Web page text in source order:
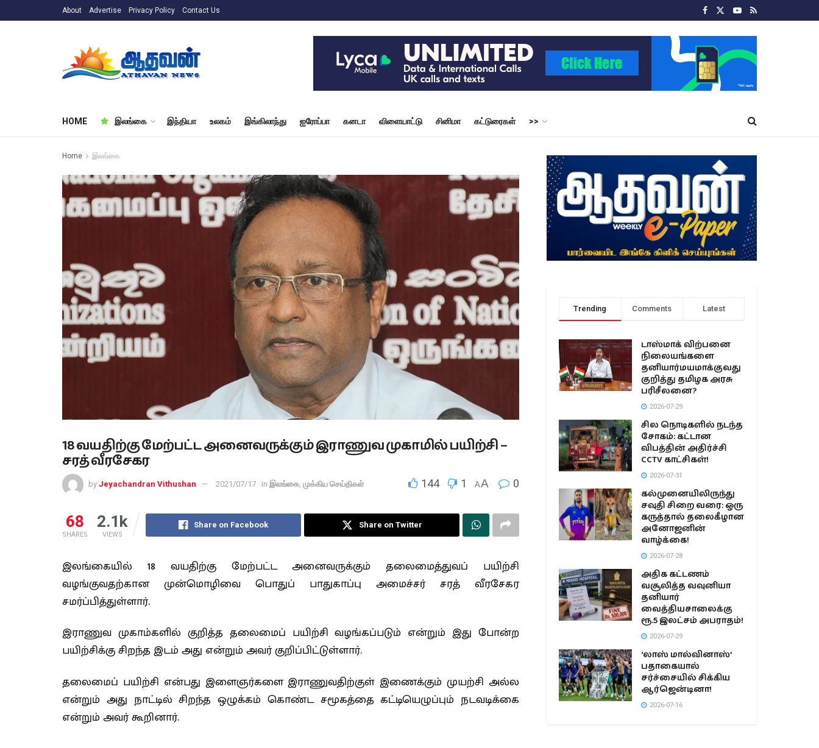
About Advertise Privacy Policy Contact Us
HOME இலங்கை இந்தியா உலகம் இங்கிலாந்து ஐரோப்பா கனடா விளையாட்டு சினிமா கட்டுரைகள் >>
Home இலங்கை
18 வயதிற்கு மேற்பட்ட அனைவருக்கும் இராணுவ முகாமில் பயிற்சி –
சரத் வீரசேகர
by Jeyachandran Vithushan 2021/07/17 in இலங்கை முக்கிய செய்திகள் 144 1 AA 0
68
SHARES
2.1k
VIEWS
Share on Facebook Share on Twitter
இலங்கையில் 18 வயதிற்கு மேற்பட்ட அனைவருக்கும் தலைமைத்துவப் பயிற்சி
வழங்குவதற்கான முன்மொழிவை பொதுப் பாதுகாப்பு அமைச்சர் சரத் வீரசேகர
சமர்ப்பித்துள்ளார்.
இராணுவ முகாம்களில் குறித்த தலைமைப் பயிற்சி வழங்கப்படும் என்றும் இது போன்ற
பயிற்சிக்கு சிறந்த இடம் அது என்றும் அவர் குறிப்பிட்டுள்ளார்.
தலைமைப் பயிற்சி என்பது இளைஞர்களை இராணுவதிற்குள் இணைக்கும் முயற்சி அல்ல
என்றும் அது நாட்டில் சிறந்த ஒழுக்கம் கொண்ட சமூகத்தை கட்டியெழுப்பும் நடவடிக்கை
என்றும் அவர் கூறினார்.
Trending Comments Latest
டாஸ்மாக் விற்பனை
நிலையங்களை
தனியார்மயமாக்குவது
குறித்து தமிழக அரசு
பரிசீலனை?
2026-07-29
சில நொடிகளில் நடந்த
சோகம்: கட்டான
விபத்தின் அதிர்ச்சி
CCTV காட்சிகள்!
2026-07-31
கல்முனையிலிருந்து
சவுதி சிறை வரை: ஒரு
கருத்தால் தலைகீழான
அனோஜனின்
வாழ்க்கை!
2026-07-28
அதிக கட்டணம்
வசூலித்த வவுனியா
தனியார்
வைத்தியசாலைக்கு
ரூ.5 இலட்சம் அபராதம்!
2026-07-29
‘லாஸ் மால்வினாஸ்’
பதாகையால்
சர்ச்சையில் சிக்கிய
ஆர்ஜென்டினா!
2026-07-16